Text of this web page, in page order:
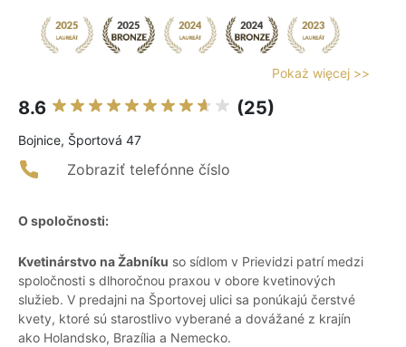
Pokaż więcej >>
8.6 (25)
Bojnice, Športová 47
Zobraziť telefónne číslo
O spoločnosti:
Kvetinárstvo na Žabníku so sídlom v Prievidzi patrí medzi
spoločnosti s dlhoročnou praxou v obore kvetinových
služieb. V predajni na Športovej ulici sa ponúkajú čerstvé
kvety, ktoré sú starostlivo vyberané a dovážané z krajín
ako Holandsko, Brazília a Nemecko.